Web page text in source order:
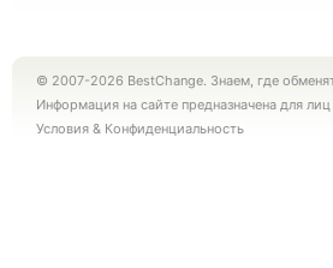
© 2007-2026 BestChange. Знаем, где
Информация на сайте предназначена для лиц
Условия & Конфиденциальность